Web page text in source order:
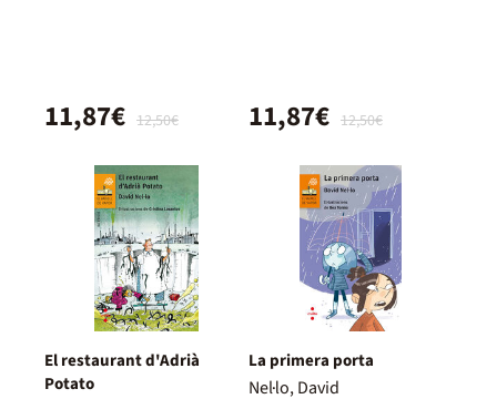
12,50€
11,87€ 12,50€
11,87€
El restaurant d'Adrià
Potato
La primera porta
Nel·lo, David